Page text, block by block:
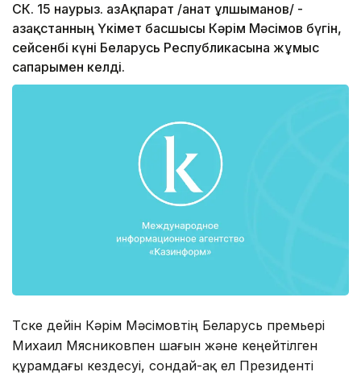
СК. 15 наурыз. ҚазАқпарат /Қанат Құлшыманов/ -
Қазақстанның Үкімет басшысы Кәрім Мәсімов бүгін,
сейсенбі күні Беларусь Республикасына жұмыс
сапарымен келді.
Түске дейін Кәрім Мәсімовтің Беларусь премьері
Михаил Мясниковпен шағын және кеңейтілген
құрамдағы кездесуі, сондай-ақ ел Президенті